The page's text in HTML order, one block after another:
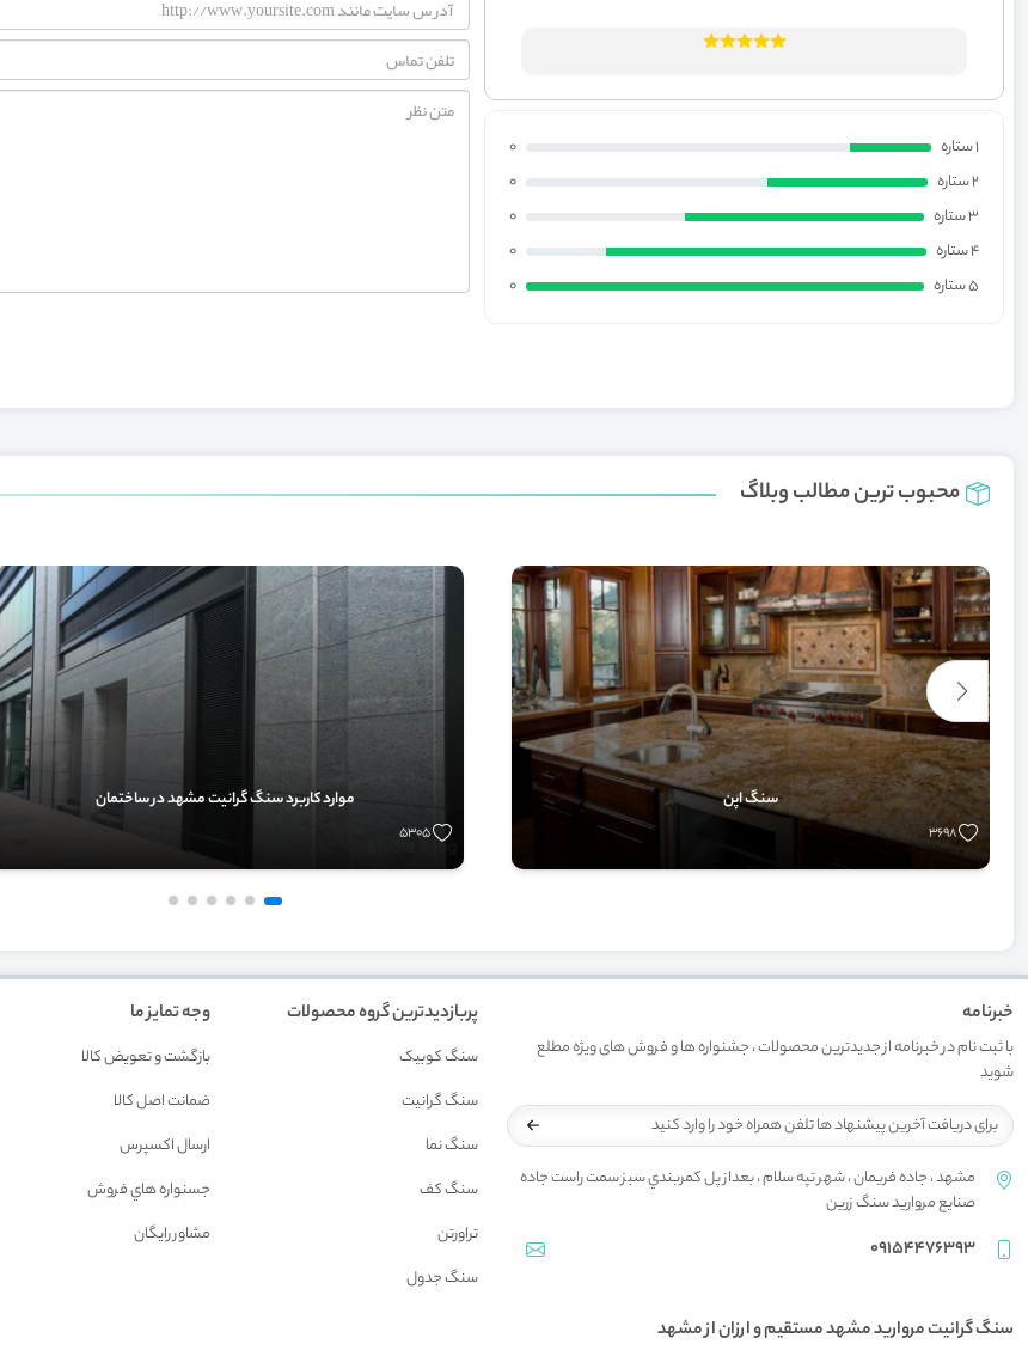
1 ستاره
0
2 ستاره
0
3 ستاره
0
4 ستاره
0
5 ستاره
0
محبوب ترین مطالب وبلاگ
سنگ اپن
3698
موارد کاربرد سنگ گرانیت مشهد در ساختمان
5305
خبرنامه
با ثبت نام در خبرنامه از جدیدترین محصولات ، جشنواره ها و فروش های ویژه مطلع
شوید
مشهد ، جاده فريمان ، شهر تپه سلام ، بعداز پل کمربندي سبز سمت راست جاده
صنايع مرواريد سنگ زرين
09154476393
پربازدیدترین گروه محصولات
سنگ کوبیک
سنگ گرانیت
سنگ نما
سنگ کف
تراورتن
سنگ جدول
وجه تمایز ما
بازگشت و تعويض کالا
ضمانت اصل کالا
ارسال اکسپرس
جسنواره هاي فروش
مشاور رايگان
سنگ گرانيت مرواريد مشهد مستقیم و ارزان از مشهد